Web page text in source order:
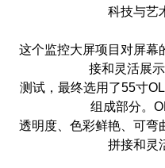
科技与艺
这个监控大屏项目对屏幕
接和灵活展
测试，最终选用了55寸
组成部分。
透明度、色彩鲜艳、可弯
拼接和灵